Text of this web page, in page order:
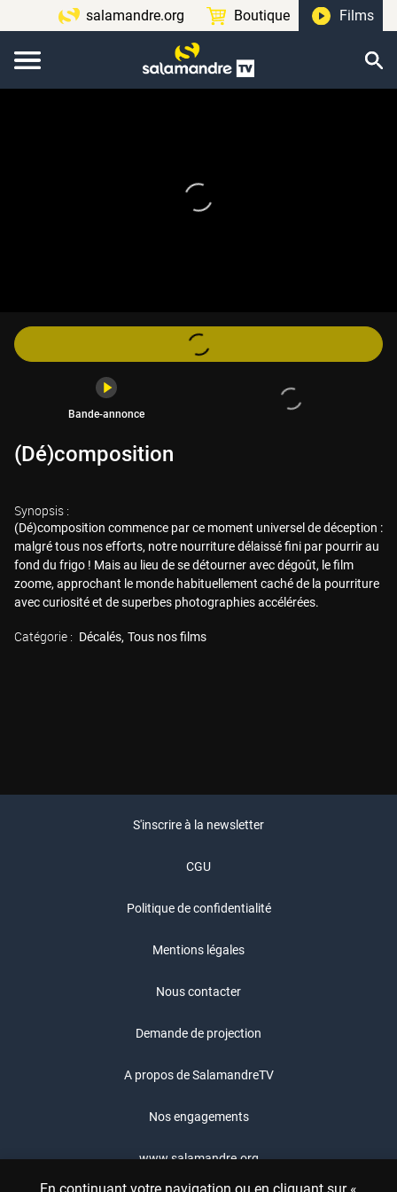
salamandre.org Boutique Films
Bande-annonce
(Dé)composition
Synopsis :
(Dé)composition commence par ce moment universel de déception :
malgré tous nos efforts, notre nourriture délaissé fini par pourrir au
fond du frigo ! Mais au lieu de se détourner avec dégoût, le film
zoome, approchant le monde habituellement caché de la pourriture
avec curiosité et de superbes photographies accélérées.
Catégorie : Décalés Tous nos films
S'inscrire à la newsletter
CGU
Politique de confidentialité
Mentions légales
Nous contacter
Demande de projection
A propos de SalamandreTV
Nos engagements
www.salamandre.org